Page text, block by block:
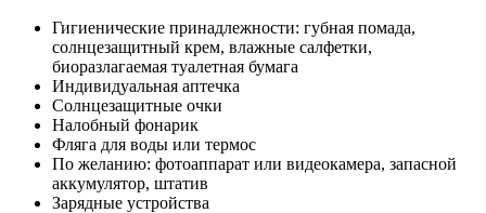
Гигиенические принадлежности: губная помада,
солнцезащитный крем, влажные салфетки,
биоразлагаемая туалетная бумага
Индивидуальная аптечка
Солнцезащитные очки
Налобный фонарик
Фляга для воды или термос
По желанию: фотоаппарат или видеокамера, запасной
аккумулятор, штатив
Зарядные устройства